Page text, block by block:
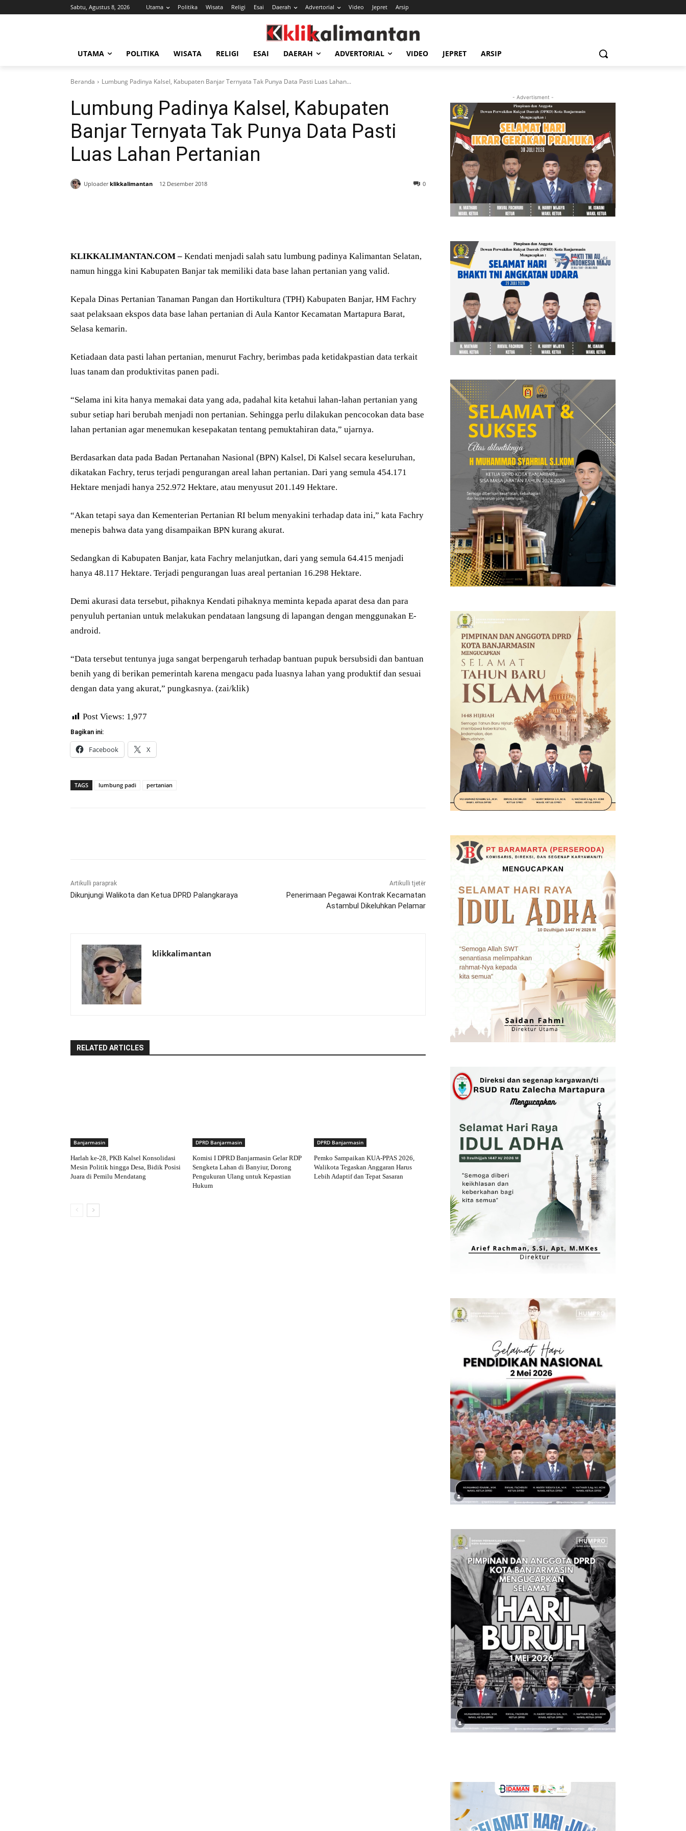
Sabtu, Agustus 8, 2026 Utama Politika Wisata Religi Esai Daerah Advertorial Video Jepret Arsip
UTAMA POLITIKA WISATA RELIGI ESAI DAERAH ADVERTORIAL VIDEO JEPRET ARSIP
Beranda Lumbung Padinya Kalsel, Kabupaten Banjar Ternyata Tak Punya Data Pasti Luas Lahan...
Lumbung Padinya Kalsel, Kabupaten
Banjar Ternyata Tak Punya Data Pasti
Luas Lahan Pertanian
Uploader klikkalimantan 12 Desember 2018 0
KLIKKALIMANTAN.COM – Kendati menjadi salah satu lumbung padinya Kalimantan Selatan,
namun hingga kini Kabupaten Banjar tak memiliki data base lahan pertanian yang valid.
Kepala Dinas Pertanian Tanaman Pangan dan Hortikultura (TPH) Kabupaten Banjar, HM Fachry
saat pelaksaan ekspos data base lahan pertanian di Aula Kantor Kecamatan Martapura Barat,
Selasa kemarin.
Ketiadaan data pasti lahan pertanian, menurut Fachry, berimbas pada ketidakpastian data terkait
luas tanam dan produktivitas panen padi.
“Selama ini kita hanya memakai data yang ada, padahal kita ketahui lahan-lahan pertanian yang
subur setiap hari berubah menjadi non pertanian. Sehingga perlu dilakukan pencocokan data base
lahan pertanian agar menemukan kesepakatan tentang pemuktahiran data,” ujarnya.
Berdasarkan data pada Badan Pertanahan Nasional (BPN) Kalsel, Di Kalsel secara keseluruhan,
dikatakan Fachry, terus terjadi pengurangan areal lahan pertanian. Dari yang semula 454.171
Hektare menjadi hanya 252.972 Hektare, atau menyusut 201.149 Hektare.
“Akan tetapi saya dan Kementerian Pertanian RI belum menyakini terhadap data ini,” kata Fachry
menepis bahwa data yang disampaikan BPN kurang akurat.
Sedangkan di Kabupaten Banjar, kata Fachry melanjutkan, dari yang semula 64.415 menjadi
hanya 48.117 Hektare. Terjadi pengurangan luas areal pertanian 16.298 Hektare.
Demi akurasi data tersebut, pihaknya Kendati pihaknya meminta kepada aparat desa dan para
penyuluh pertanian untuk melakukan pendataan langsung di lapangan dengan menggunakan E-
android.
“Data tersebut tentunya juga sangat berpengaruh terhadap bantuan pupuk bersubsidi dan bantuan
benih yang di berikan pemerintah karena mengacu pada luasnya lahan yang produktif dan sesuai
dengan data yang akurat,” pungkasnya. (zai/klik)
Post Views: 1,977
Bagikan ini:
Facebook X
TAGS lumbung padi pertanian
Artikulli paraprak
Dikunjungi Walikota dan Ketua DPRD Palangkaraya
Artikulli tjetër
Penerimaan Pegawai Kontrak Kecamatan
Astambul Dikeluhkan Pelamar
klikkalimantan
RELATED ARTICLES
Banjarmasin
Harlah ke-28, PKB Kalsel Konsolidasi
Mesin Politik hingga Desa, Bidik Posisi
Juara di Pemilu Mendatang
DPRD Banjarmasin
Komisi I DPRD Banjarmasin Gelar RDP
Sengketa Lahan di Banyiur, Dorong
Pengukuran Ulang untuk Kepastian
Hukum
DPRD Banjarmasin
Pemko Sampaikan KUA-PPAS 2026,
Walikota Tegaskan Anggaran Harus
Lebih Adaptif dan Tepat Sasaran
- Advertisment -